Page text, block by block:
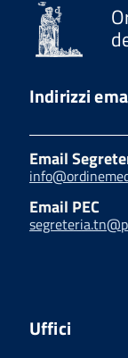
Indirizzi
Email
Email PEC
Uffici